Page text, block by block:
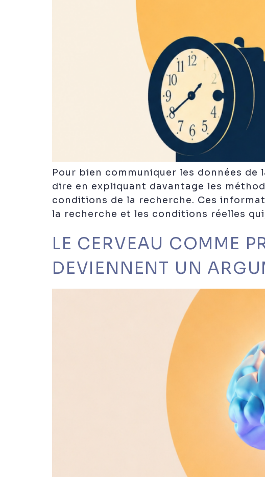
Pour bien communiquer les données
dire en expliquant davantage les
conditions de la recherche. Ces
la recherche et les conditions réelles
LE CERVEAU COMME
DEVIENNENT UN